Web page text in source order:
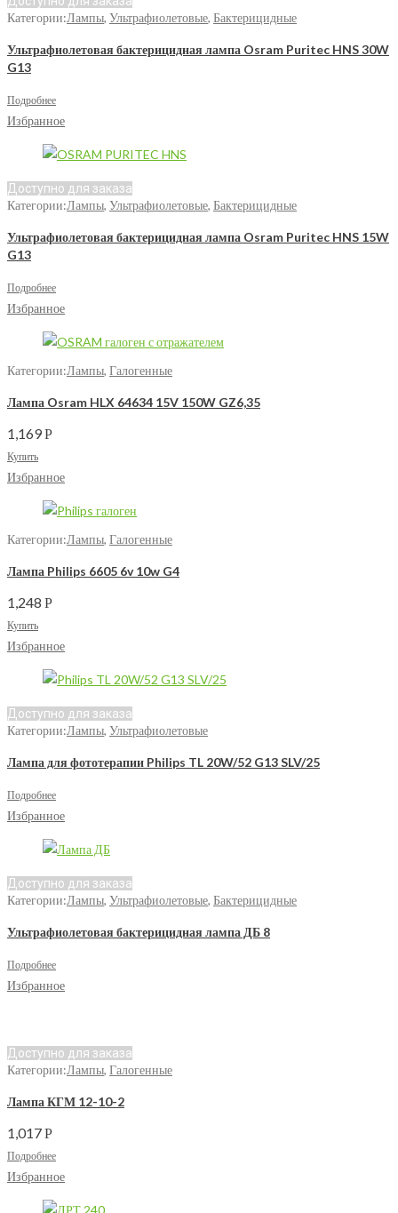
Категории:Лампы, Ультрафиолетовые, Бактерицидные
Ультрафиолетовая бактерицидная лампа Osram Puritec HNS 30W
G13
Подробнее
Избранное
Доступно для заказа
Категории:Лампы, Ультрафиолетовые, Бактерицидные
Ультрафиолетовая бактерицидная лампа Osram Puritec HNS 15W
G13
Подробнее
Избранное
Категории:Лампы, Галогенные
Лампа Osram HLX 64634 15V 150W GZ6,35
1,169Р
Купить
Избранное
Категории:Лампы, Галогенные
Лампа Philips 6605 6v 10w G4
1,248 Р
Купить
Избранное
Доступно для заказа
Категории:Лампы, Ультрафиолетовые
Лампа для фототерапии Philips TL 20W/52 G13 SLV/25
Подробнее
Избранное
Доступно для заказа
Категории:Лампы, Ультрафиолетовые, Бактерицидные
Ультрафиолетовая бактерицидная лампа ДБ 8
Подробнее
Избранное
Доступно для заказа
Категории:Лампы, Галогенные
Лампа КГМ 12-10-2
1,017Р
Подробнее
Избранное